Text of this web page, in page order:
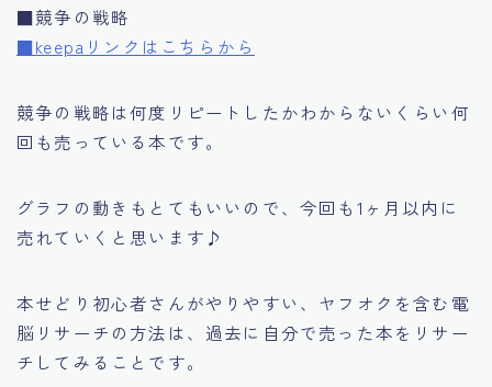
■競争の戦略
■keepaリンクはこちらから
競争の戦略は何度リピートしたかわからないくらい何
回も売っている本です。
グラフの動きもとてもいいので、今回も1ヶ月以内に
売れていくと思います♪
本せどり初心者さんがやりやすい、ヤフオクを含む電
脳リサーチの方法は、過去に自分で売った本をリサー
チしてみることです。